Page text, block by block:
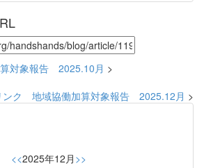
対象報告 2025.10月 >
ンク 地域協働加算対象報告 2025.12月 >
<<2025年12月 >>